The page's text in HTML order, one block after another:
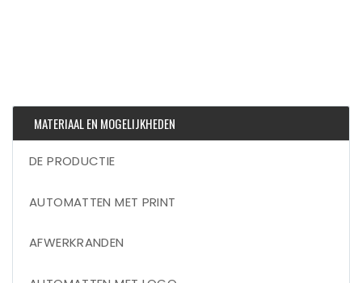
MATERIAAL EN MOGELIJKHEDEN
DE PRODUCTIE
AUTOMATTEN MET PRINT
AFWERKRANDEN